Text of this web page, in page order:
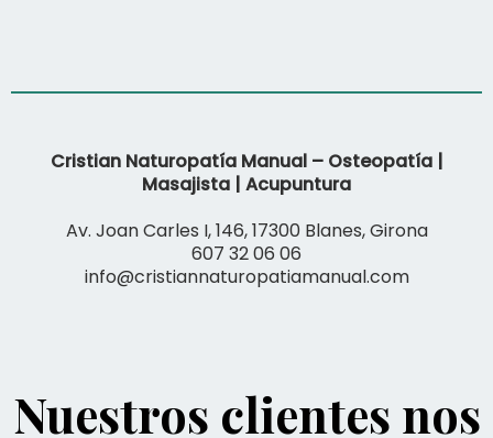
Cristian Naturopatía Manual – Osteopatía |
Masajista | Acupuntura
Av. Joan Carles I, 146, 17300 Blanes, Girona
607 32 06 06
info@cristiannaturopatiamanual.com
Nuestros clientes nos